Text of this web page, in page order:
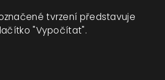
tvrzení představuje
"Vypočítat".